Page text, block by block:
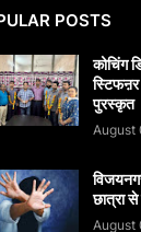
POSTS
कोचिंग
स्टिफऩर
पुरस्कृत
August
छात्रा
August